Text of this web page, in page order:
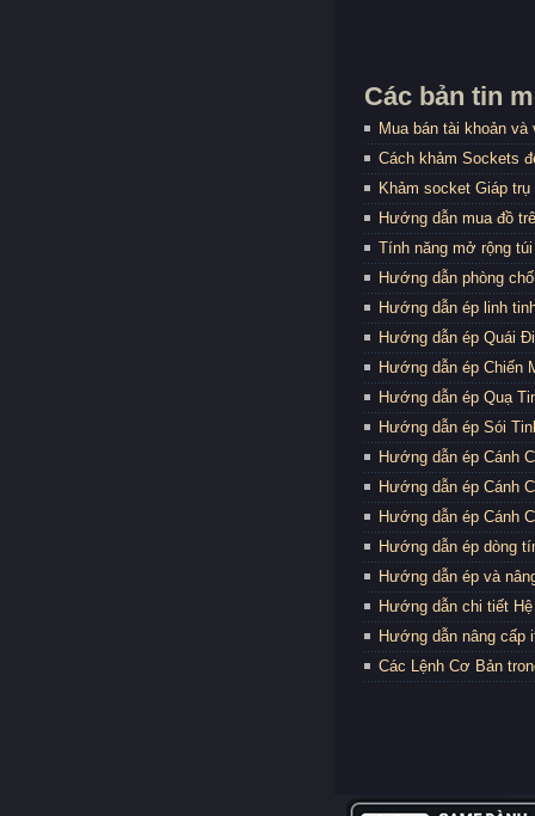
Các bản tin
Mua bán tài khoản
Cách khảm Sockets
Khảm socket Giáp
Hướng dẫn mua đồ
Tính năng mở rộng
Hướng dẫn phòng
Hướng dẫn ép linh
Hướng dẫn ép Quái
Hướng dẫn ép Chiến
Hướng dẫn ép Quạ
Hướng dẫn ép Sói
Hướng dẫn ép Cánh
Hướng dẫn ép Cánh
Hướng dẫn ép Cánh
Hướng dẫn ép dòng
Hướng dẫn ép và
Hướng dẫn chi tiết
Hướng dẫn nâng cấp
Các Lệnh Cơ Bản